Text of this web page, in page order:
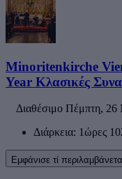
Minoritenkirche
Year Κλασικές
Διαθέσιμο Πέμπτη, 26
Διάρκεια: 1ώρες
Εμφάνισε τί